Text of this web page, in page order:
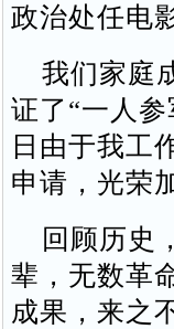
政治处任电
我们家庭
证了“一人
日由于我工
申请，光荣
回顾历史
辈，无数革
成果，来之